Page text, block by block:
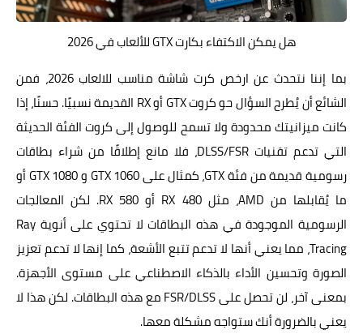
هل يمكن الاكتفاء بكارت GTX للألعاب في 2026
بما إننا نتحدث عن ارخص كرت شاشة مناسب للالعاب 2026، فمن
الشائع أن يُطرح السؤال حو كروت GTX أو RX القديمة نسبيًا. حسنًا، إذا
كانت ميزانيتك محدودة ولا تسمح للوصول إلى كروت الفئة الحديثة
التي تدعم تقنيات DLSS/FSR، فلا مانع إطلاقًا من شراء بطاقات
رسومية قديمة من فئة GTX، كمثال على GTX 1060 و GTX 1080 أو
ما يُقابلها من AMD، مثل RX 480 أو RX 580. لكن المعالجات
الرسومية الموجودة في هذه البطاقات لا تحتوي على أنوية Ray
Tracing، مما يعني أنها لا تدعم تتبع الأشعة، كما إنها لا تدعم تعزيز
الصورة وتحسين الأداء بالذكاء الاصطناعي على مستوى الأجهزة.
بمعنى آخر، لن تحصل على FSR/DLSS مع هذه البطاقات. لكن هذا لا
يعني بالضرورة أنك ستواجه مشكلة معها.